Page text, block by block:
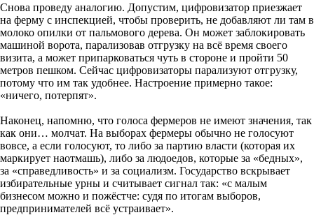
Снова проведу аналогию. Допустим, цифровизатор приезжает
на ферму с инспекцией, чтобы проверить, не добавляют ли там в
молоко опилки от пальмового дерева. Он может заблокировать
машиной ворота, парализовав отгрузку на всё время своего
визита, а может припарковаться чуть в стороне и пройти 50
метров пешком. Сейчас цифровизаторы парализуют отгрузку,
потому что им так удобнее. Настроение примерно такое:
«ничего, потерпят».
Наконец, напомню, что голоса фермеров не имеют значения, так
как они… молчат. На выборах фермеры обычно не голосуют
вовсе, а если голосуют, то либо за партию власти (которая их
маркирует наотмашь), либо за людоедов, которые за «бедных»,
за «справедливость» и за социализм. Государство вскрывает
избирательные урны и считывает сигнал так: «с малым
бизнесом можно и пожёстче: судя по итогам выборов,
предпринимателей всё устраивает».